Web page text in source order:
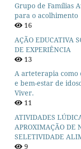
Grupo de Famílias
para o acolhimento
16
AÇÃO EDUCATIVA
DE EXPERIÊNCIA
13
A arteterapia como
e bem-estar de
Viver.
11
ATIVIDADES
APROXIMAÇÃO DE
SELETIVIDADE
9